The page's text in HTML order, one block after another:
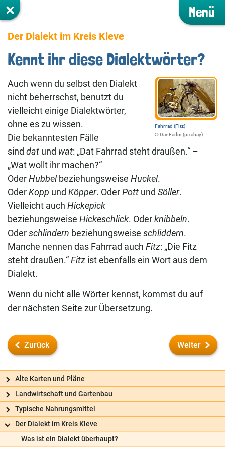
Menü
Der Dialekt im Kreis Kleve
Kennt ihr diese Dialektwörter?
Fahrrad (Fitz)
©️ DanFador (pixabay)
Auch wenn du selbst den Dialekt
nicht beherrschst, benutzt du
vielleicht einige Dialektwörter,
ohne es zu wissen.
Die bekanntesten Fälle
sind dat und wat: „Dat Fahrrad steht draußen.“ –
„Wat wollt ihr machen?“
OderHubbelbeziehungsweise Huckel.
OderKopp und Köpper. OderPott und Söller.
Vielleicht auch Hickepick
beziehungsweise Hickeschlick. Oderknibbeln.
Oderschlindern beziehungsweise schliddern.
Manche nennen das Fahrrad auch Fitz: „Die Fitz
steht draußen.“Fitz ist ebenfalls ein Wort aus dem
Dialekt.
Wenn du nicht alle Wörter kennst, kommst du auf
der nächsten Seite zur Übersetzung.
Zurück Weiter
Alte Karten und Pläne
Landwirtschaft und Gartenbau
Typische Nahrungsmittel
Der Dialekt im Kreis Kleve
Was ist ein Dialekt überhaupt?